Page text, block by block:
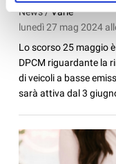
News /Varie
lunedì 27 mag 2024
Lo scorso 25 maggio
DPCM riguardante la
di veicoli a basse
sarà attiva dal 3